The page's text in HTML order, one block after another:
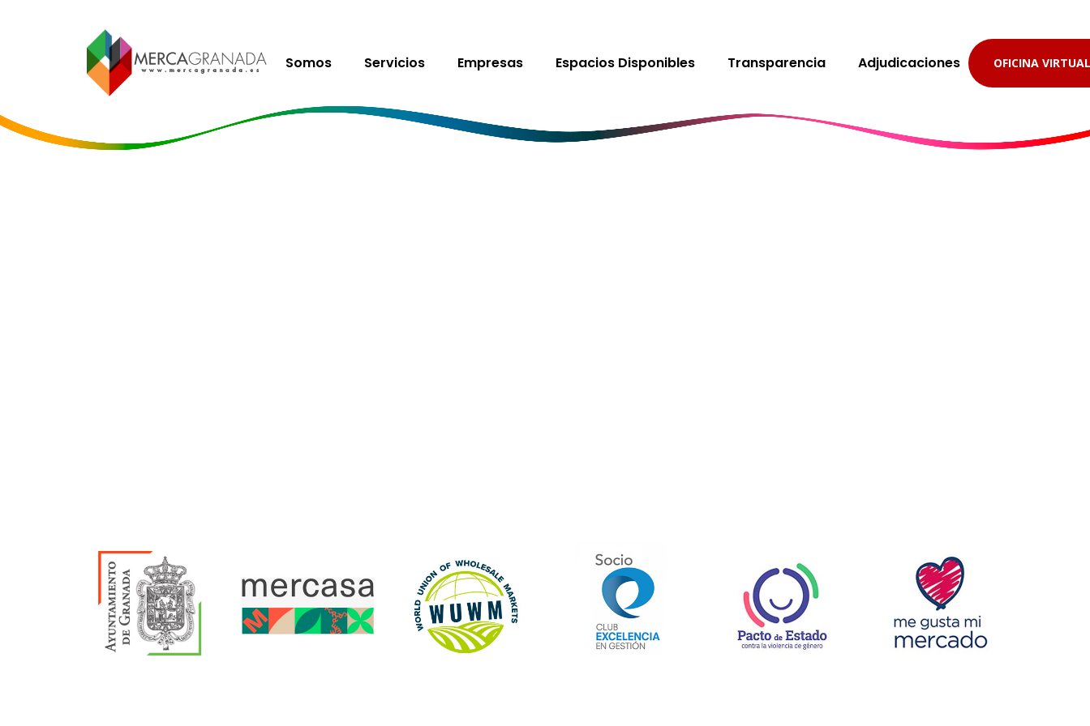
Somos Servicios Empresas Espacios Disponibles Transparencia Adjudicaciones OFICINA VIRTUAL